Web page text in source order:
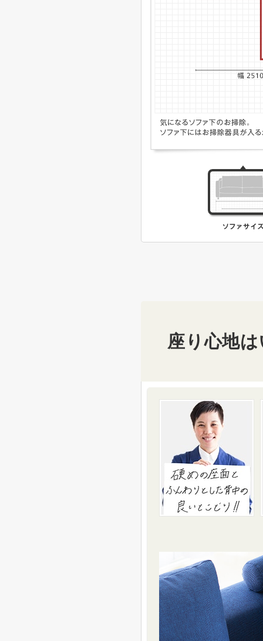
座り心地